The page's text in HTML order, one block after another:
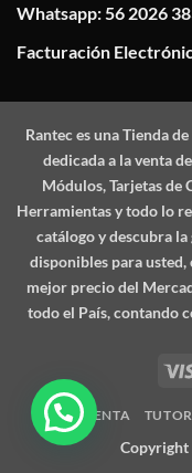
Whatsapp: 56 2026
Facturación
Ranteces una Tienda
dedicada a la venta
Módulos, Tarjetas de
Herramientas y todo lo
catálogo y descubra
disponibles para
mejor precio del
todo el País, contando
MI CUENTA